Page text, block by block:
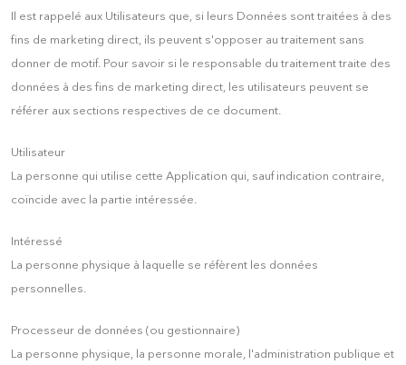
Il est rappelé aux Utilisateurs que, si leurs Données sont traitées à des
fins de marketing direct, ils peuvent s'opposer au traitement sans
donner de motif. Pour savoir si le responsable du traitement traite des
données à des fins de marketing direct, les utilisateurs peuvent se
référer aux sections respectives de ce document.
Utilisateur
La personne qui utilise cette Application qui, sauf indication contraire,
coïncide avec la partie intéressée.
Intéressé
La personne physique à laquelle se réfèrent les données
personnelles.
Processeur de données (ou gestionnaire)
La personne physique, la personne morale, l'administration publique et